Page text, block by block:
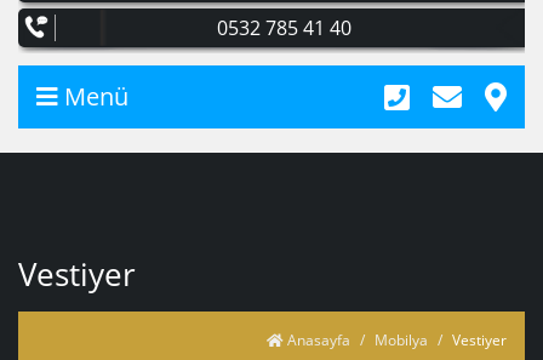
0532 785 41 40
Menü
Vestiyer
Anasayfa Mobilya Vestiyer